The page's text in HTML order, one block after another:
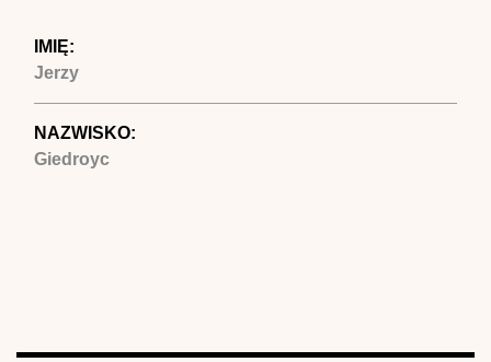
IMIĘ:
Jerzy
NAZWISKO:
Giedroyc